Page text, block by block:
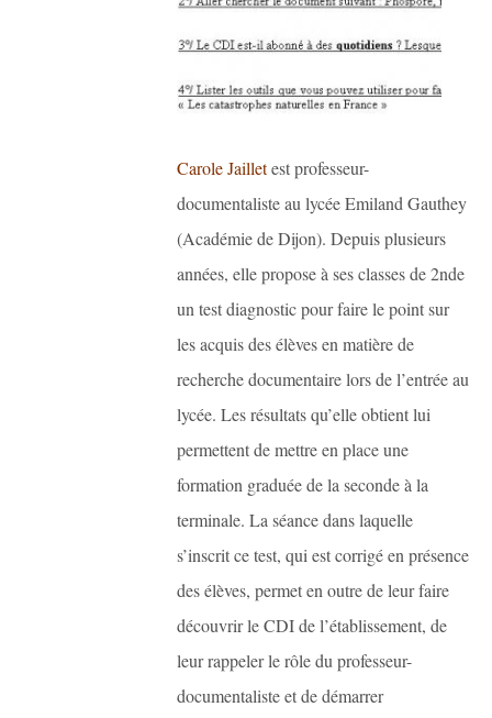
Carole Jailletest professeur-
documentaliste au lycée Emiland Gauthey
(Académie de Dijon). Depuis plusieurs
années, elle propose à ses classes de 2nde
un test diagnostic pour faire le point sur
les acquis des élèves en matière de
recherche documentaire lors de l’entrée au
lycée. Les résultats qu’elle obtient lui
permettent de mettre en place une
formation graduée de la seconde à la
terminale. La séance dans laquelle
s’inscrit ce test, qui est corrigé en présence
des élèves, permet en outre de leur faire
découvrir le CDI de l’établissement, de
leur rappeler le rôle du professeur-
documentaliste et de démarrer